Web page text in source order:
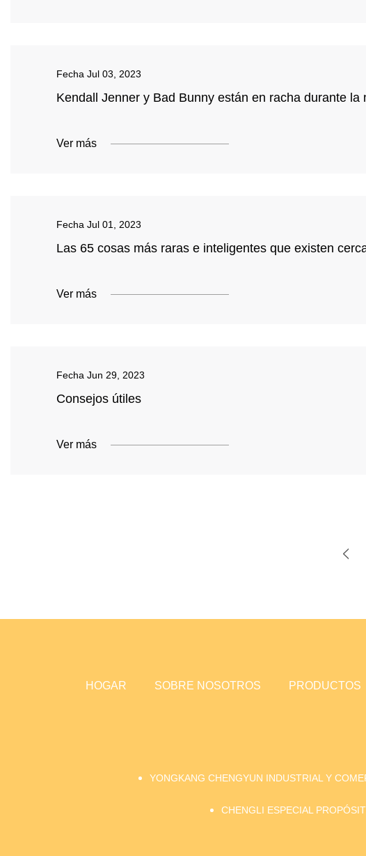
Fecha Jul 03, 2023
Kendall Jenner y Bad Bunny están en racha durante la
Ver más
Fecha Jul 01, 2023
Las 65 cosas más raras e inteligentes que existen
Ver más
Fecha Jun 29, 2023
Consejos útiles
Ver más
HOGAR SOBRE NOSOTROS PRODUCTOS
YONGKANG CHENGYUN INDUSTRIAL Y
CHENGLI ESPECIAL